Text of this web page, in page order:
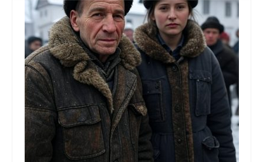
Die Kältepole der Nordhalbkugel: Kanadische
Arktis und Sibirien
Ellesmere Island – Die nördlichste Wildnis
Kanadas
Die Natur der Hudson-Bay und umliegender
Regionen
Die Laptewsee: Die Eisfabrik der Arktis